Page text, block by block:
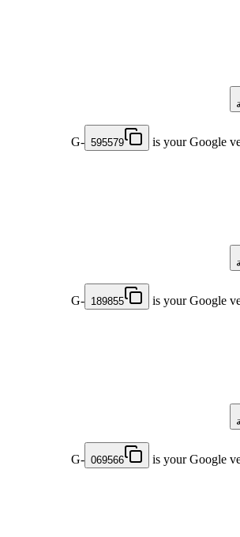
G- 595579 is your Google
G- 189855 is your Google
G- 069566 is your Google